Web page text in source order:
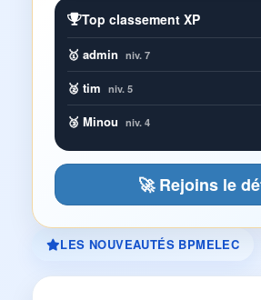
Top classement XP
🥇 admin niv. 7
🥈 tim niv. 5
🥉 Minou niv. 4
🚀 Rejoins le
LES NOUVEAUTÉS BPMELEC